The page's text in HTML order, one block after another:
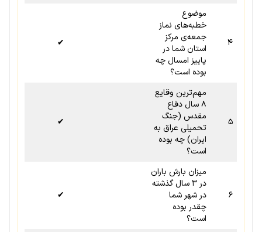
۴
موضوع
خطبه‌های نماز
جمعه‌ی مرکز
استان شما در
پاییز امسال چه
بوده است؟
✔
۵
مهم‌ترین وقایع
۸ سال دفاع
مقدس (جنگ
تحمیلی عراق به
ایران) چه بوده
است؟
✔
۶
میزان بارش باران
در ۳ سال گذشته
در شهر شما
چقدر بوده
است؟
✔